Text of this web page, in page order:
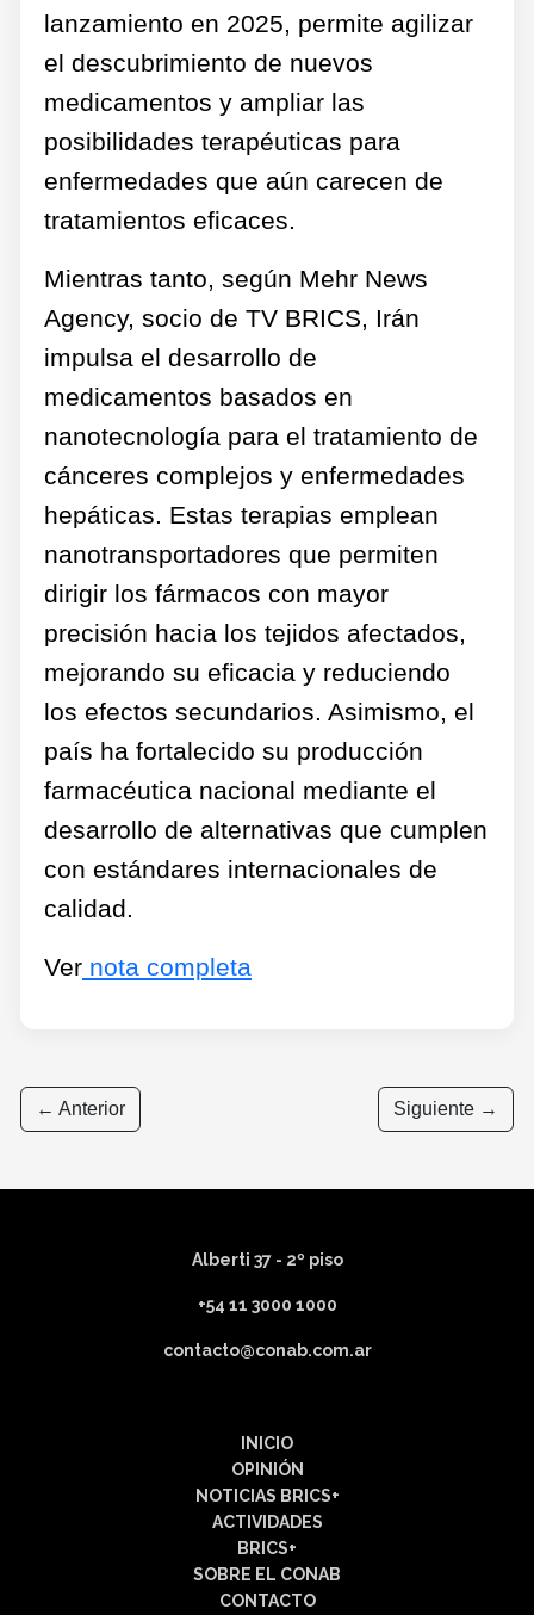
lanzamiento en 2025, permite agilizar
el descubrimiento de nuevos
medicamentos y ampliar las
posibilidades terapéuticas para
enfermedades que aún carecen de
tratamientos eficaces.
Mientras tanto, según Mehr News
Agency, socio de TV BRICS, Irán
impulsa el desarrollo de
medicamentos basados en
nanotecnología para el tratamiento de
cánceres complejos y enfermedades
hepáticas. Estas terapias emplean
nanotransportadores que permiten
dirigir los fármacos con mayor
precisión hacia los tejidos afectados,
mejorando su eficacia y reduciendo
los efectos secundarios. Asimismo, el
país ha fortalecido su producción
farmacéutica nacional mediante el
desarrollo de alternativas que cumplen
con estándares internacionales de
calidad.
Ver nota completa
← Anterior Siguiente →
Alberti 37 - 2º piso
+54 11 3000 1000
contacto@conab.com.ar
INICIO
OPINIÓN
NOTICIAS BRICS+
ACTIVIDADES
BRICS+
SOBRE EL CONAB
CONTACTO